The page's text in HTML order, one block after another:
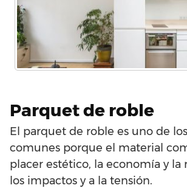
Parquet de roble
El parquet de roble es uno de
comunes porque el material
placer estético, la economía y la
los impactos y a la tensión.